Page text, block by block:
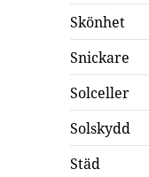
Skönhet
Snickare
Solceller
Solskydd
Städ